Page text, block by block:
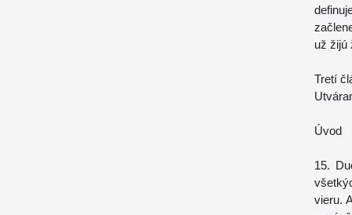
už žijú
Tretí
Úvod
15.
vieru.